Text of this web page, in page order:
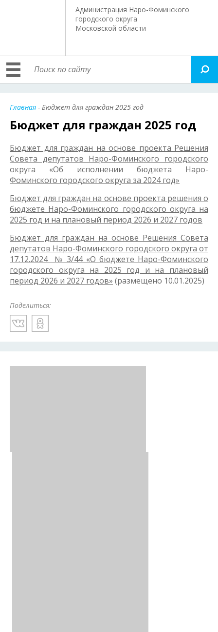
Администрация Наро-Фоминского
городского округа
Московской области
Главная - Бюджет для граждан 2025 год
Бюджет для граждан 2025 год
Бюджет для граждан на основе проекта Решения
Совета депутатов Наро-Фоминского городского
округа «Об исполнении бюджета Наро-
Фоминского городского округа за 2024 год»
Бюджет для граждан на основе проекта решения о
бюджете Наро-Фоминского городского округа на
2025 год и на плановый период 2026 и 2027 годов
Бюджет для граждан на основе Решения Совета
депутатов Наро-Фоминского городского округа от
17.12.2024 № 3/44 «О бюджете Наро-Фоминского
городского округа на 2025 год и на плановый
период 2026 и 2027 годов» (размещено 10.01.2025)
Поделиться: